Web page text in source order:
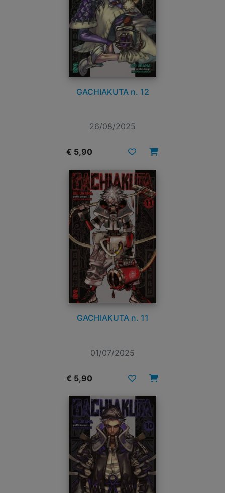
GACHIAKUTA n. 12
26/08/2025
€ 5,90
GACHIAKUTA n. 11
01/07/2025
€ 5,90